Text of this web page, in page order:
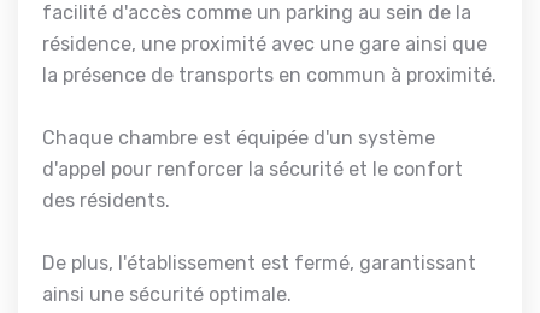
facilité d'accès comme un parking au sein de la
résidence, une proximité avec une gare ainsi que
la présence de transports en commun à proximité.
Chaque chambre est équipée d'un système
d'appel pour renforcer la sécurité et le confort
des résidents.
De plus, l'établissement est fermé, garantissant
ainsi une sécurité optimale.